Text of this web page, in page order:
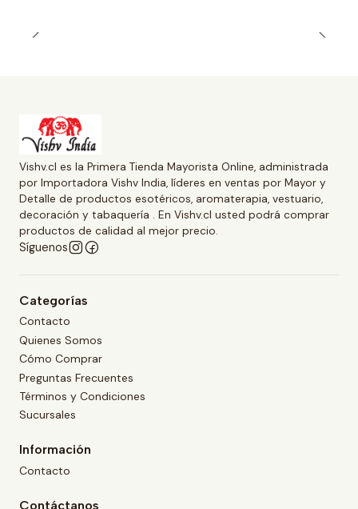
Vishv.cl es la Primera Tienda Mayorista Online, administrada
por Importadora Vishv India, líderes en ventas por Mayor y
Detalle de productos esotéricos, aromaterapia, vestuario,
decoración y tabaquería . En Vishv.cl usted podrá comprar
productos de calidad al mejor precio.
Síguenos
Categorías
Contacto
Quienes Somos
Cómo Comprar
Preguntas Frecuentes
Términos y Condiciones
Sucursales
Información
Contacto
Contáctanos